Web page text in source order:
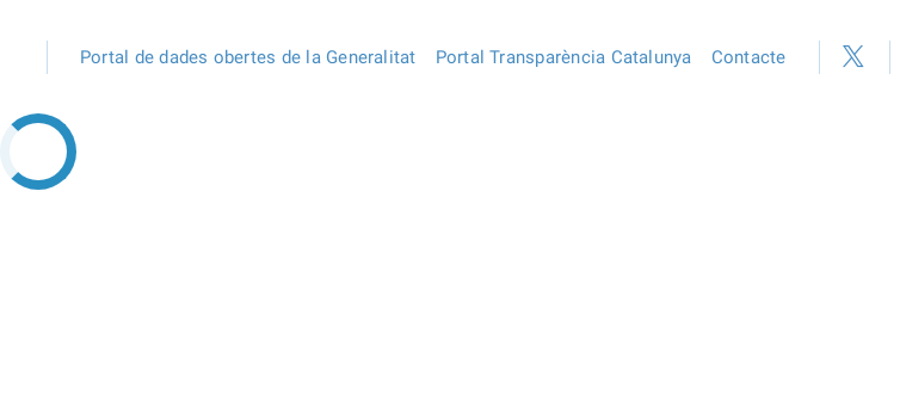
Portal de dades obertes de la Generalitat Portal Transparència Catalunya Contacte